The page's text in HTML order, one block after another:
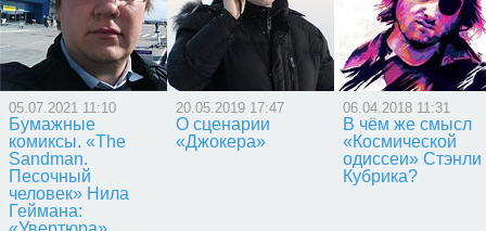
05.07.2021 11:10
Бумажные
комиксы. «The
Sandman.
Песочный
человек» Нила
Геймана:
20.05.2019 17:47
О сценарии
«Джокера»
06.04.2018 11:31
В чём же смысл
«Космической
одиссеи» Стэнли
Кубрика?